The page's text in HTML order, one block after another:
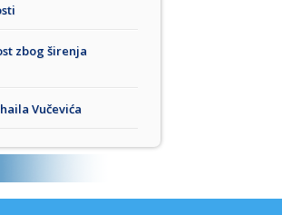
zbog širenja
Vučevića